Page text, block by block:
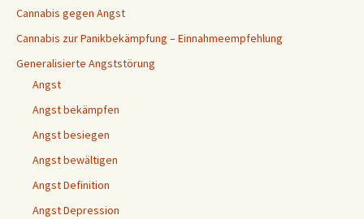
Cannabis gegen Angst
Cannabis zur Panikbekämpfung – Einnahmeempfehlung
Generalisierte Angststörung
Angst
Angst bekämpfen
Angst besiegen
Angst bewältigen
Angst Definition
Angst Depression